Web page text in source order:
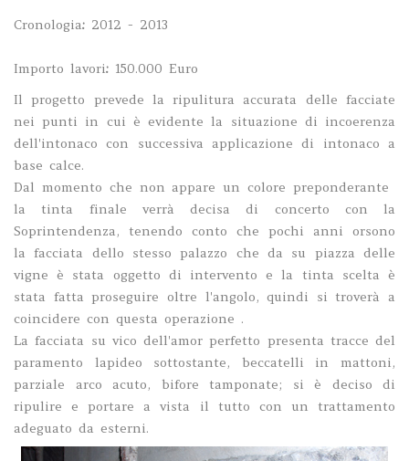
Cronologia: 2012 - 2013
Importo lavori: 150.000 Euro
Il progetto prevede la ripulitura accurata delle facciate
nei punti in cui è evidente la situazione di incoerenza
dell'intonaco con successiva applicazione di intonaco a
base calce.
Dal momento che non appare un colore preponderante
la tinta finale verrà decisa di concerto con la
Soprintendenza, tenendo conto che pochi anni orsono
la facciata dello stesso palazzo che da su piazza delle
vigne è stata oggetto di intervento e la tinta scelta è
stata fatta proseguire oltre l'angolo, quindi si troverà a
coincidere con questa operazione .
La facciata su vico dell'amor perfetto presenta tracce del
paramento lapideo sottostante, beccatelli in mattoni,
parziale arco acuto, bifore tamponate; si è deciso di
ripulire e portare a vista il tutto con un trattamento
adeguato da esterni.